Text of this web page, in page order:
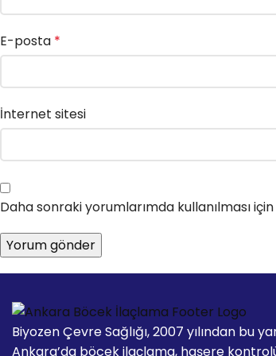
E-posta *
İnternet sitesi
Daha sonraki yorumlarımda kullanılması
Biyozen Çevre Sağlığı, 2007 yılından bu
Ankara’da böcek ilaçlama, haşere